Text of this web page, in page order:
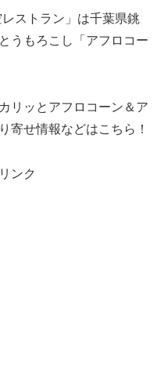
ストラン」は千葉県銚
うもろこし「アフロコー
リッとアフロコーン＆ア
寄せ情報などはこちら！
ンク